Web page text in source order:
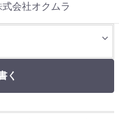
会社オクムラ
く